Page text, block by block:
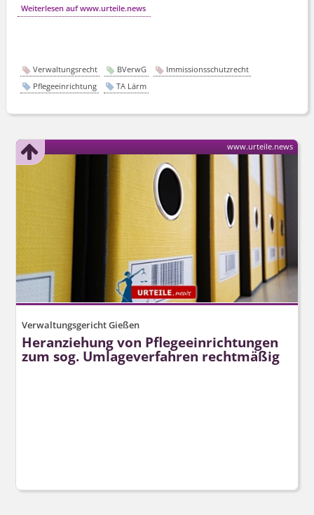
Weiterlesen auf www.urteile.news
Verwaltungsrecht BVerwG
Immissionsschutzrecht
Pflegeeinrichtung
TA Lärm
Verwaltungsgericht Gießen
Heranziehung von Pflegeeinrichtungen
zum sog. Umlageverfahren rechtmäßig
www.urteile.news